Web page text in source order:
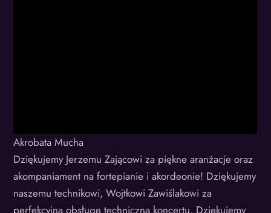
Akrobata Mucha
Dziękujemy Jerzemu Zającowi za piękne aranżacje oraz
akompaniament na fortepianie i akordeonie! Dziękujemy
naszemu technikowi, Wojtkowi Zawiślakowi za
perfekcyjną obsługę techniczną koncertu. Dziękujemy